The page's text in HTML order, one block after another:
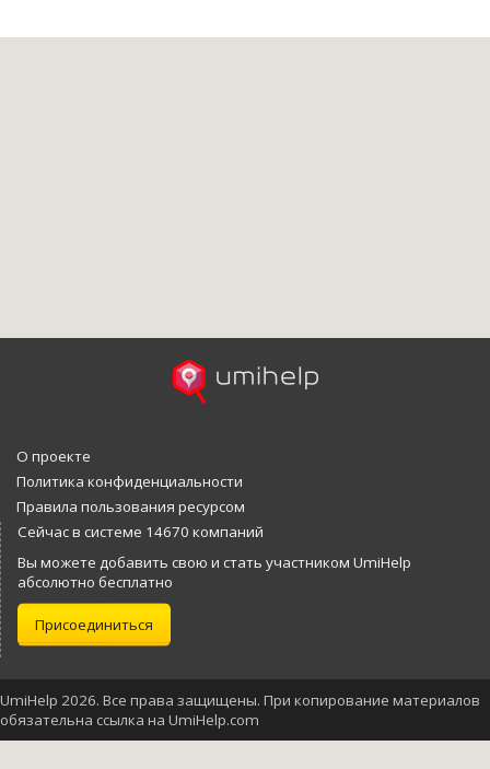
О проекте
Политика конфиденциальности
Правила пользования ресурсом
Сейчас в системе 14670 компаний
Вы можете добавить свою и стать участником UmiHelp
абсолютно бесплатно
Присоединиться
UmiHelp 2026. Все права защищены. При копирование материалов
обязательна ссылка на UmiHelp.com